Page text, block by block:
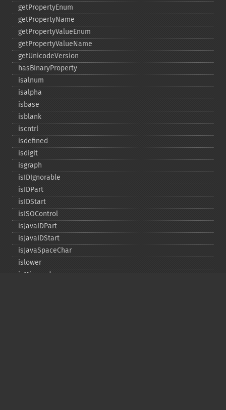
getPropertyEnum
getPropertyName
getPropertyValueEnum
getPropertyValueName
getUnicodeVersion
hasBinaryProperty
isalnum
isalpha
isbase
isblank
iscntrl
isdefined
isdigit
isgraph
isIDIgnorable
isIDPart
isIDStart
isISOControl
isJavaIDPart
isJavaIDStart
isJavaSpaceChar
islower
isMirrored